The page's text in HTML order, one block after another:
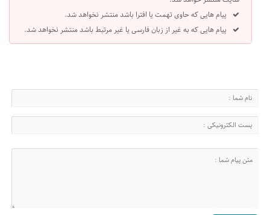
پیام هایی که حاوی تهمت یا افترا باشد منتشر نخواهد شد.
پیام هایی که به غیر از زبان فارسی یا غیر مرتبط باشد منتشر نخواهد شد.